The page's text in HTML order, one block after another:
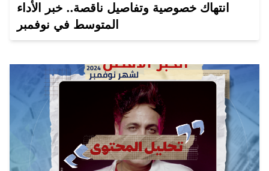
انتهاك خصوصية وتفاصيل ناقصة.. خبر الأداء
المتوسط في نوفمبر